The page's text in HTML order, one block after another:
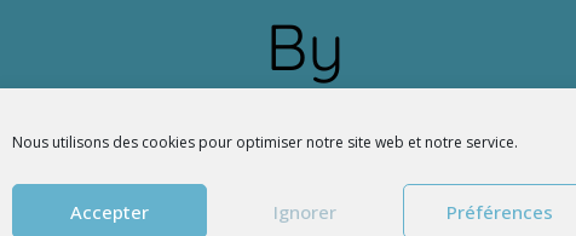
Nous utilisons des cookies pour optimiser notre site web et notre service.
Accepter Ignorer Préférences